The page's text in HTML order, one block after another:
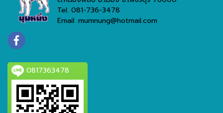
Tel. 081-736-3478
Email: mumnung@hotmail.com
0817363478